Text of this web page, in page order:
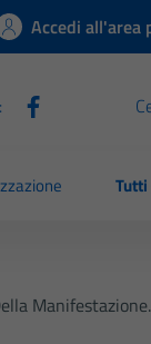
Accedi all'area
Manifestazione.